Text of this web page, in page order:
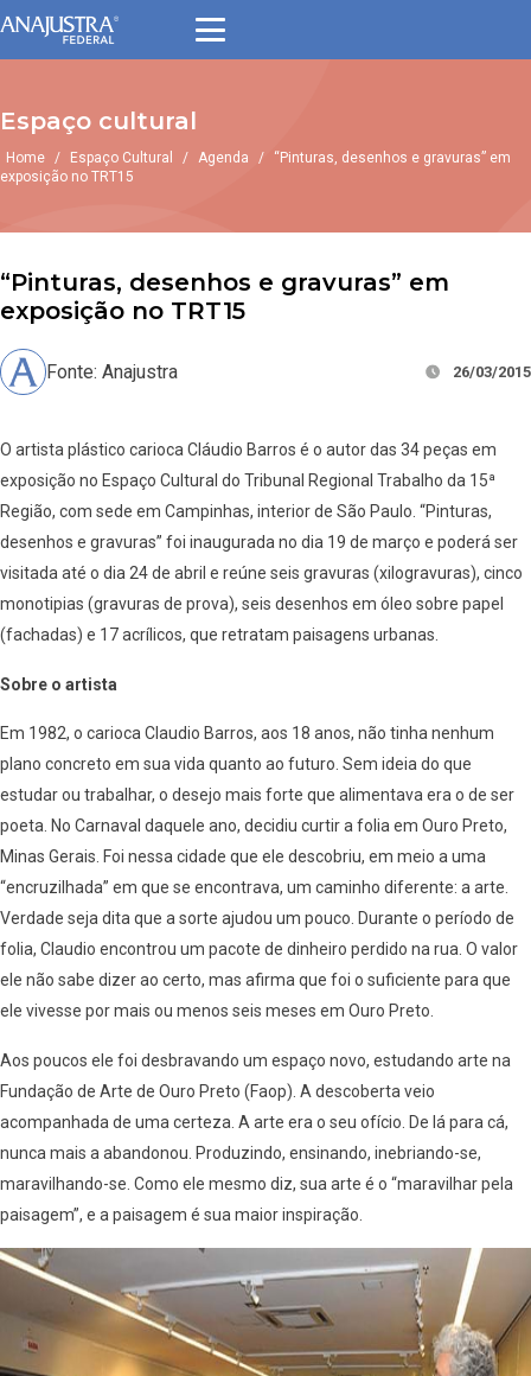
Espaço cultural
Home / Espaço Cultural / Agenda /
“Pinturas, desenhos e gravuras” em
exposição no TRT15
“Pinturas, desenhos e gravuras” em
exposição no TRT15
Fonte: Anajustra 26/03/2015
O artista plástico carioca Cláudio Barros é o autor das 34 peças em
exposição no Espaço Cultural do Tribunal Regional Trabalho da 15ª
Região, com sede em Campinhas, interior de São Paulo. “Pinturas,
desenhos e gravuras” foi inaugurada no dia 19 de março e poderá ser
visitada até o dia 24 de abril e reúne seis gravuras (xilogravuras), cinco
monotipias (gravuras de prova), seis desenhos em óleo sobre papel
(fachadas) e 17 acrílicos, que retratam paisagens urbanas.
Sobre o artista
Em 1982, o carioca Claudio Barros, aos 18 anos, não tinha nenhum
plano concreto em sua vida quanto ao futuro. Sem ideia do que
estudar ou trabalhar, o desejo mais forte que alimentava era o de ser
poeta. No Carnaval daquele ano, decidiu curtir a folia em Ouro Preto,
Minas Gerais. Foi nessa cidade que ele descobriu, em meio a uma
“encruzilhada” em que se encontrava, um caminho diferente: a arte.
Verdade seja dita que a sorte ajudou um pouco. Durante o período de
folia, Claudio encontrou um pacote de dinheiro perdido na rua. O valor
ele não sabe dizer ao certo, mas afirma que foi o suficiente para que
ele vivesse por mais ou menos seis meses em Ouro Preto.
Aos poucos ele foi desbravando um espaço novo, estudando arte na
Fundação de Arte de Ouro Preto (Faop). A descoberta veio
acompanhada de uma certeza. A arte era o seu ofício. De lá para cá,
nunca mais a abandonou. Produzindo, ensinando, inebriando-se,
maravilhando-se. Como ele mesmo diz, sua arte é o “maravilhar pela
paisagem”, e a paisagem é sua maior inspiração.